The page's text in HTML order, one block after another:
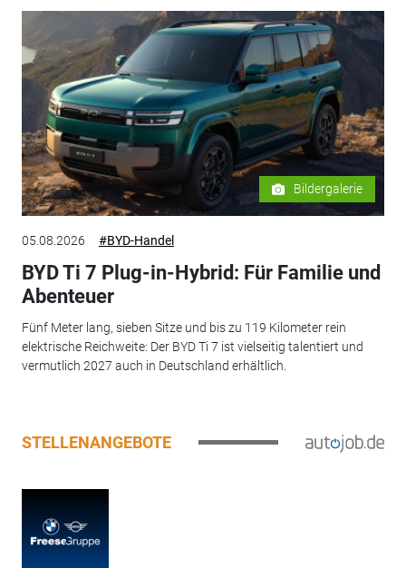
Bildergalerie
05.08.2026 #BYD-Handel
BYD Ti 7 Plug-in-Hybrid: Für Familie und
Abenteuer
Fünf Meter lang, sieben Sitze und bis zu 119 Kilometer rein
elektrische Reichweite: Der BYD Ti 7 ist vielseitig talentiert und
vermutlich 2027 auch in Deutschland erhältlich.
STELLENANGEBOTE